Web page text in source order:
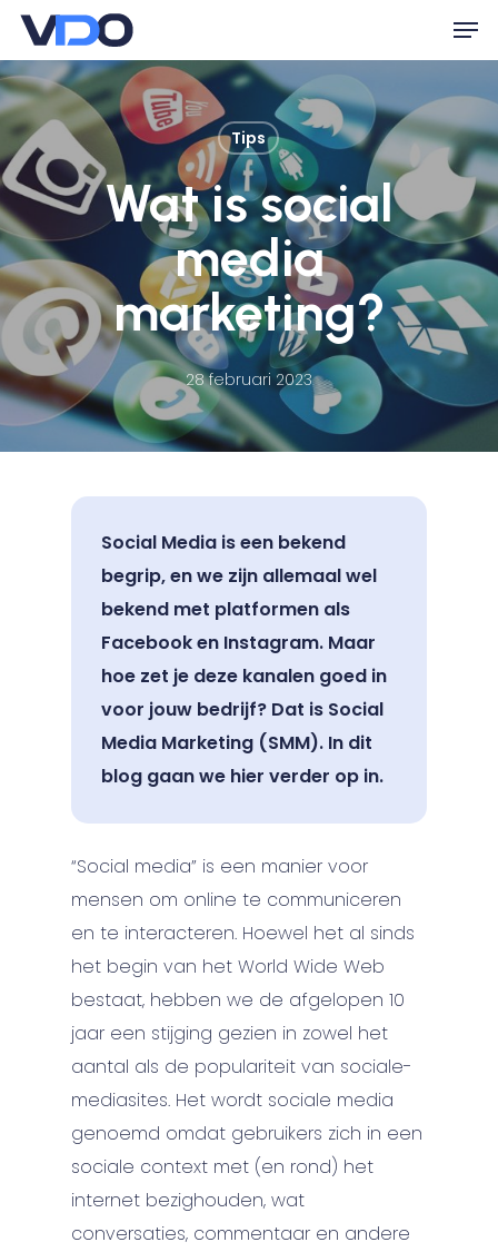
Skip
main
content
Tips
Wat is social
media
marketing?
28 februari 2023
Social Media is een bekend
begrip, en we zijn allemaal wel
bekend met platformen als
Facebook en Instagram. Maar
hoe zet je deze kanalen goed in
voor jouw bedrijf? Dat is Social
Media Marketing (SMM). In dit
blog gaan we hier verder op in.
“Social media” is een manier voor
mensen om online te communiceren
en te interacteren. Hoewel het al sinds
het begin van het World Wide Web
bestaat, hebben we de afgelopen 10
jaar een stijging gezien in zowel het
aantal als de populariteit van sociale-
mediasites. Het wordt sociale media
genoemd omdat gebruikers zich in een
sociale context met (en rond) het
internet bezighouden, wat
conversaties, commentaar en andere
Menu